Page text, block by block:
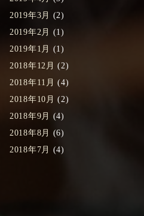
2019年3月
(2)
2019年2月
(1)
2019年1月
(1)
2018年12月 (2)
2018年11月 (4)
2018年10月 (2)
2018年9月
(4)
2018年8月
(6)
2018年7月
(4)